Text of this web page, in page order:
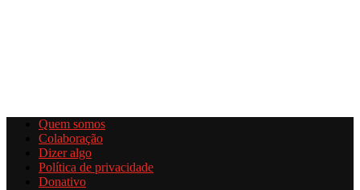
Quem somos
Colaboração
Dizer algo
Política de privacidade
Donativo